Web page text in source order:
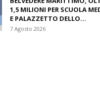
ESTATE E CONTROLLI SUL
TIRRENO COSENTINO: 28
LAVORATORI IN NERO E...